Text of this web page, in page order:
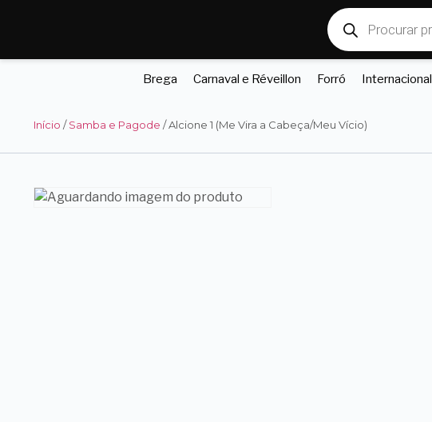
Brega Carnaval e Réveillon Forró Internacional
Início /Samba e Pagode / Alcione 1 (Me Vira a Cabeça/Meu Vício)